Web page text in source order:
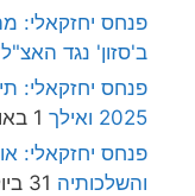
פנחס יחזקאלי:
ב'סזון' נגד
פנחס יחזקאלי:
2025 ואילך
1 באוגוסט 2026
פנחס יחזקאלי:
והשלכותיה 31 ביולי 2026